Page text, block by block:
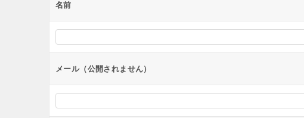
名前
メール（公開されません）